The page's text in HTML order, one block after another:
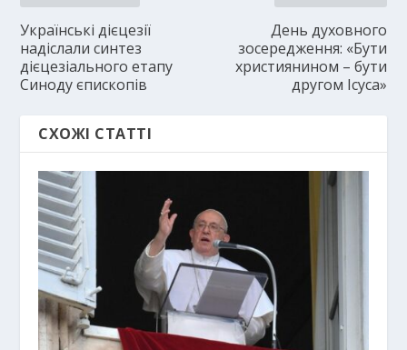
Українські дієцезії
надіслали синтез
дієцезіального етапу
Синоду єпископів
День духовного
зосередження: «Бути
християнином – бути
другом Ісуса»
СХОЖІ СТАТТІ